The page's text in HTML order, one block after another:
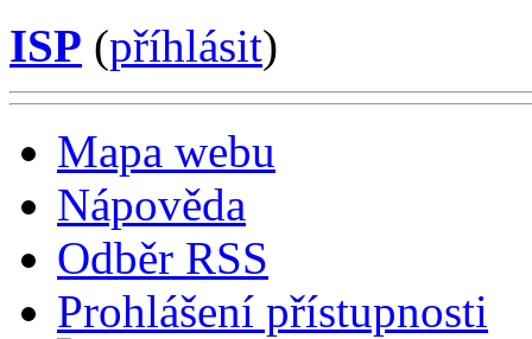
ISP (příhlásit)
Mapa webu
Nápověda
Odběr RSS
Prohlášení přístupnosti